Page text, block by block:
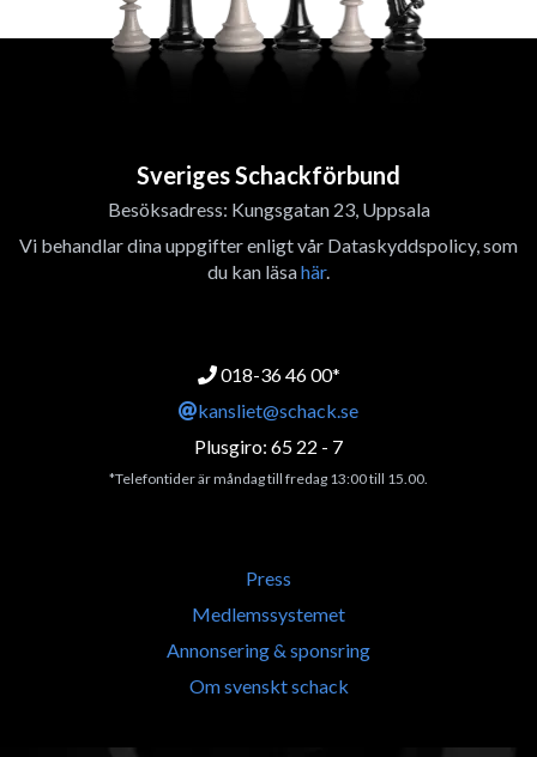
Sveriges Schackförbund
Besöksadress: Kungsgatan 23, Uppsala
Vi behandlar dina uppgifter enligt vår Dataskyddspolicy, som
du kan läsahär.
018-36 46 00*
kansliet@schack.se
Plusgiro: 65 22 - 7
*Telefontider är måndag till fredag 13:00 till 15.00.
Press
Medlemssystemet
Annonsering & sponsring
Om svenskt schack